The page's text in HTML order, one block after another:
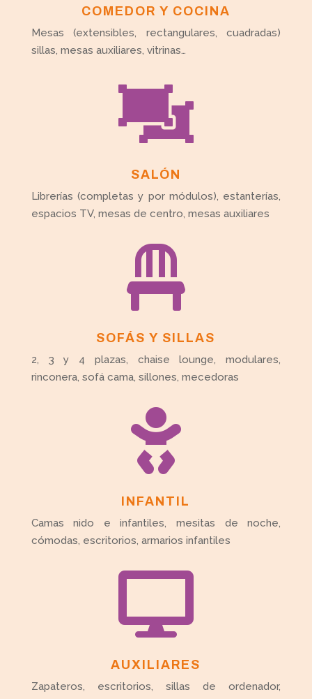
COMEDOR Y COCINA
Mesas (extensibles, rectangulares, cuadradas)
sillas, mesas auxiliares, vitrinas…

SALÓN
Librerías (completas y por módulos), estanterías,
espacios TV, mesas de centro, mesas auxiliares

SOFÁS Y SILLAS
2, 3 y 4 plazas, chaise lounge, modulares,
rinconera, sofá cama, sillones, mecedoras

INFANTIL
Camas nido e infantiles, mesitas de noche,
cómodas, escritorios, armarios infantiles

AUXILIARES
Zapateros, escritorios, sillas de ordenador,